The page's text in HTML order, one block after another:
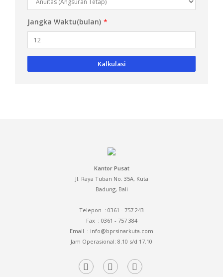
Jangka Waktu(bulan) *
Kalkulasi
Kantor Pusat
Jl. Raya Tuban No. 35A, Kuta
Badung, Bali
Telepon : 0361 - 757 243
Fax: 0361 - 757 384
Email : info@bprsinarkuta.com
Jam Operasional: 8.10 s/d 17.10